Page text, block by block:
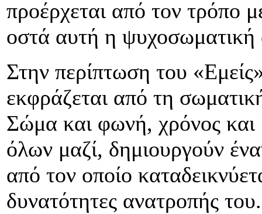
προέρχεται από τον τρόπο
οστά αυτή η
Στην περίπτωση του
εκφράζεται από τη
Σώμα και φωνή, χρόνος και
όλων μαζί, δημιουργούν
από τον οποίο
δυνατότητες ανατροπής του.